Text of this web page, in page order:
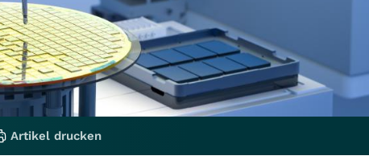
Artikel drucken